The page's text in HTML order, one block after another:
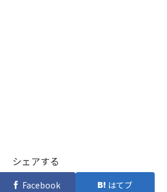
シェアする
Facebook はてブ